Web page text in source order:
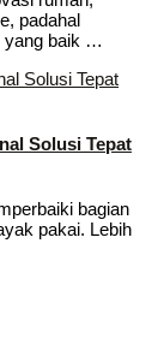
padahal
yang baik …
Solusi Tepat
bagian
pakai. Lebih